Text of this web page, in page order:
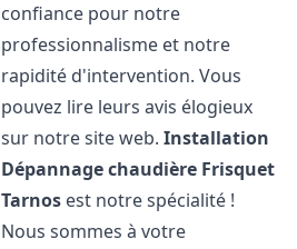
confiance pour notre
professionnalisme et notre
rapidité d'intervention. Vous
pouvez lire leurs avis élogieux
sur notre site web.Installation
Dépannage chaudière Frisquet
Tarnos est notre spécialité !
Nous sommes à votre